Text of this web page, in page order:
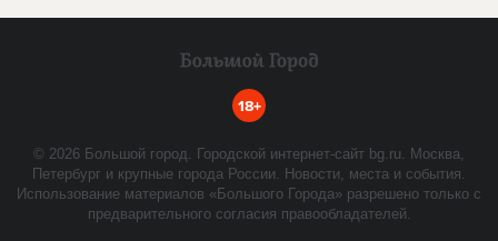
18+
© 2026 Большой город. Городской интернет-сайт bg.ru. Москва,
Петербург и крупные города России. Новости, места и события.
Использование материалов «Большого Города» разрешено только с
предварительного согласия правообладателей.